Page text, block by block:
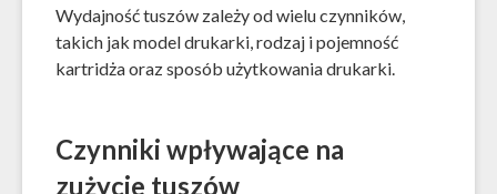
Wydajność tuszów zależy od wielu czynników,
takich jak model drukarki, rodzaj i pojemność
kartridża oraz sposób użytkowania drukarki.
Czynniki wpływające na
zużycie tuszów